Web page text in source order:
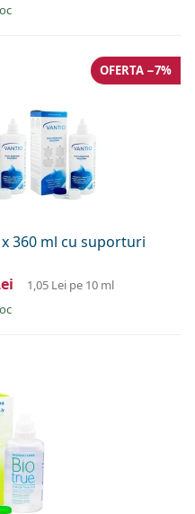
360 ml cu suporturi
OFERTA −7%
1,05 Leipe 10 ml